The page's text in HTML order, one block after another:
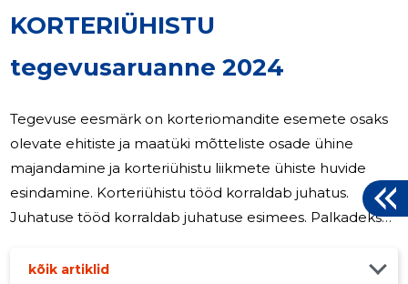
KORTERIÜHISTU
tegevusaruanne 2024
Tegevuse eesmärk on korteriomandite esemete osaks
olevate ehitiste ja maatüki mõtteliste osade ühine
majandamine ja korteriühistu liikmete ühiste huvide
esindamine. Korteriühistu tööd korraldab juhatus.
Juhatuse tööd korraldab juhatuse esimees. Palkadeks
kõik artiklid